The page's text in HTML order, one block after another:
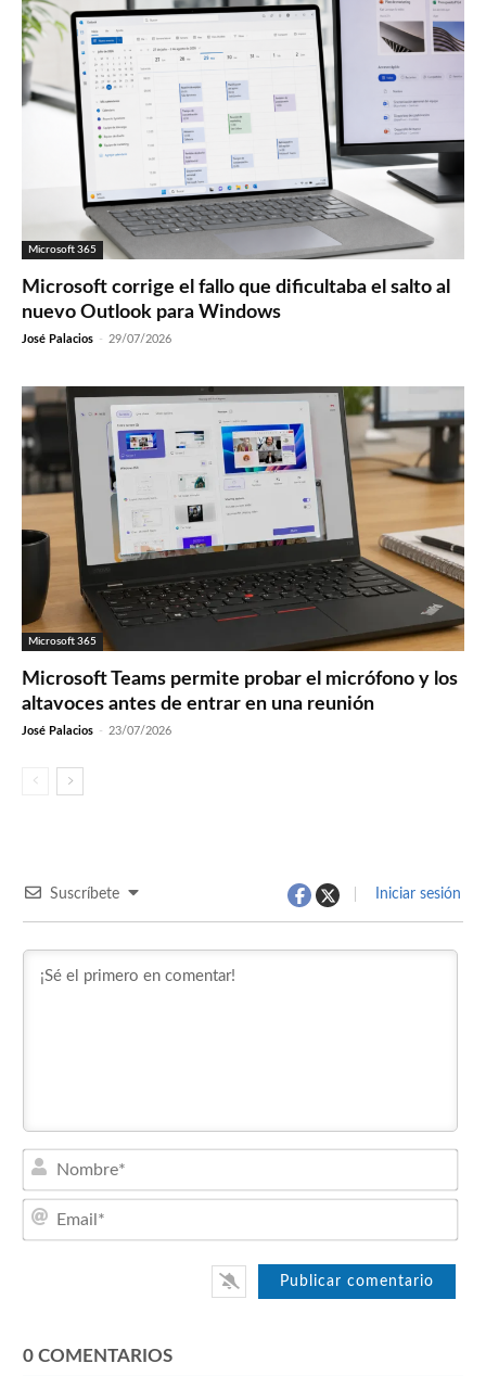
Microsoft 365
Microsoft corrige el fallo que dificultaba el salto al
nuevo Outlook para Windows
José Palacios - 29/07/2026
Microsoft 365
Microsoft Teams permite probar el micrófono y los
altavoces antes de entrar en una reunión
José Palacios - 23/07/2026
Suscríbete Iniciar sesión
0 COMENTARIOS